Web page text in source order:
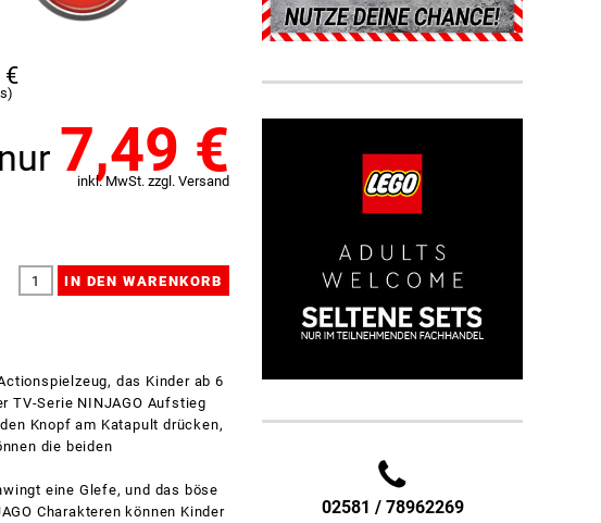
€
nur 7,49 €
inkl. MwSt. zzgl. Versand
das Kinder ab 6
TV-Serie NINJAGO Aufstieg
Knopf am Katapult drücken,
die beiden
eine Glefe, und das böse
Charakteren können Kinder
02581 / 78962269